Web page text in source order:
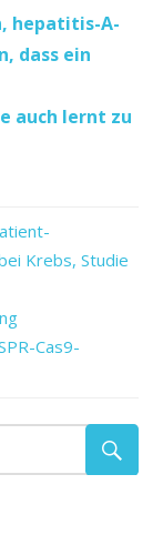
hepatitis-A-
dass ein
auch lernt zu
Krebs, Studie
Cas9-